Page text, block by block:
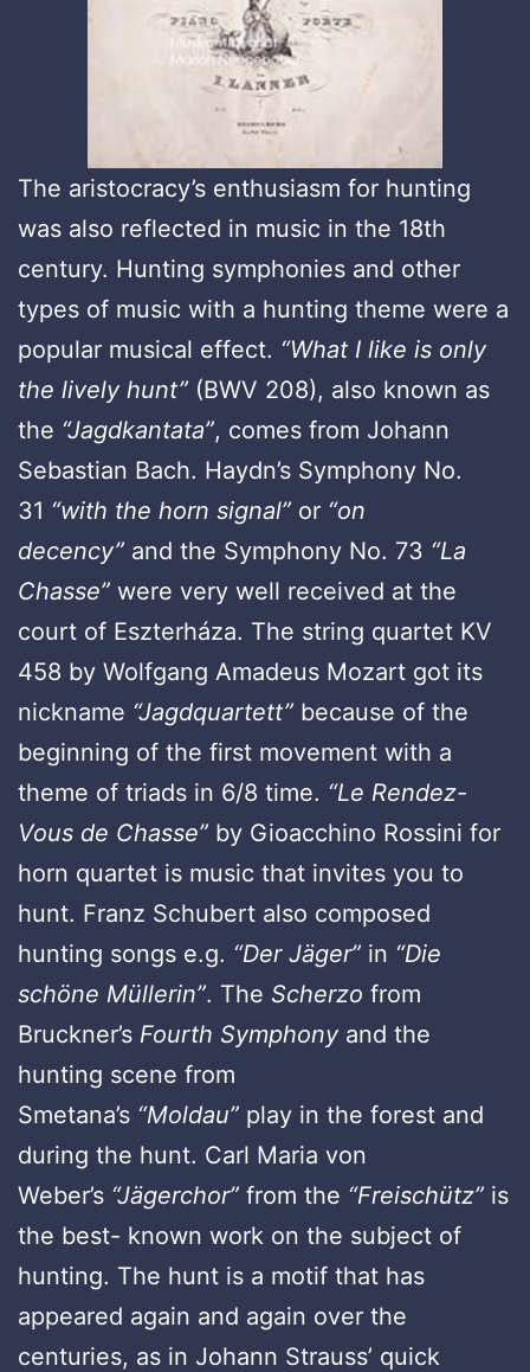
The aristocracy’s enthusiasm for hunting
was also reflected in music in the 18th
century. Hunting symphonies and other
types of music with a hunting theme were a
popular musical effect. “What I like is only
the lively hunt” (BWV 208), also known as
the “Jagdkantata”, comes from Johann
Sebastian Bach. Haydn’s Symphony No.
31 “with the horn signal” or “on
decency” and the Symphony No. 73 “La
Chasse” were very well received at the
court of Eszterháza. The string quartet KV
458 by Wolfgang Amadeus Mozart got its
nickname “Jagdquartett” because of the
beginning of the first movement with a
theme of triads in 6/8 time. “Le Rendez-
Vous de Chasse” by Gioacchino Rossini for
horn quartet is music that invites you to
hunt. Franz Schubert also composed
hunting songs e.g. “Der Jäger” in “Die
schöne Müllerin”. The Scherzo from
Bruckner’s Fourth Symphony and the
hunting scene from
Smetana’s “Moldau” play in the forest and
during the hunt. Carl Maria von
Weber’s “Jägerchor” from the “Freischütz” is
the best- known work on the subject of
hunting. The hunt is a motif that has
appeared again and again over the
centuries, as in Johann Strauss’ quick